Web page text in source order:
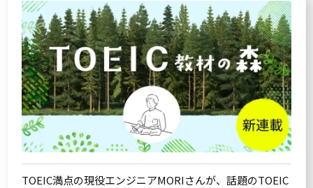
TOEIC満点の現役エンジニアMORIさんが、話題のTOEIC